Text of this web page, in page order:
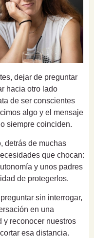
dejar de preguntar
hacia otro lado
de ser conscientes
algo y el mensaje
siempre coinciden.
detrás de muchas
que chocan:
y unos padres
de protegerlos.
sin interrogar,
en una
y reconocer nuestros
esa distancia.